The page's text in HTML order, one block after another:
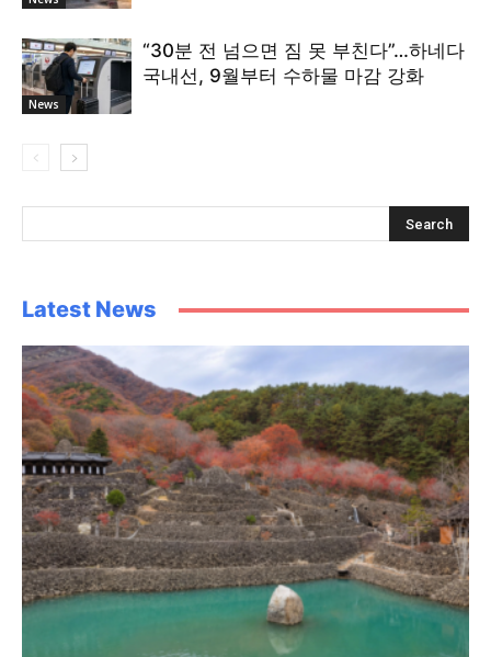
News
“30분 전 넘으면 짐 못 부친다”…하네다
국내선, 9월부터 수하물 마감 강화
Latest News